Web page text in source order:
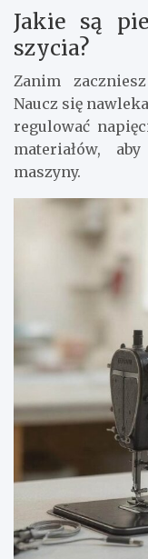
Jakie są
szycia?
Zanim
Naucz się
regulować
materiałów,
maszyny.